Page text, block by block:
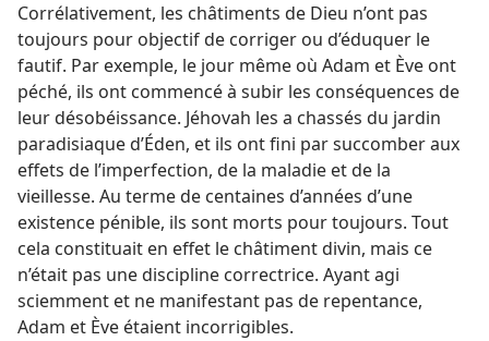
Corrélativement, les châtiments de Dieu n’ont pas
toujours pour objectif de corriger ou d’éduquer le
fautif. Par exemple, le jour même où Adam et Ève ont
péché, ils ont commencé à subir les conséquences de
leur désobéissance. Jéhovah les a chassés du jardin
paradisiaque d’Éden, et ils ont fini par succomber aux
effets de l’imperfection, de la maladie et de la
vieillesse. Au terme de centaines d’années d’une
existence pénible, ils sont morts pour toujours. Tout
cela constituait en effet le châtiment divin, mais ce
n’était pas une discipline correctrice. Ayant agi
sciemment et ne manifestant pas de repentance,
Adam et Ève étaient incorrigibles.